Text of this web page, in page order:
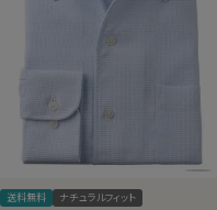
送料無料 ナチュラルフィット